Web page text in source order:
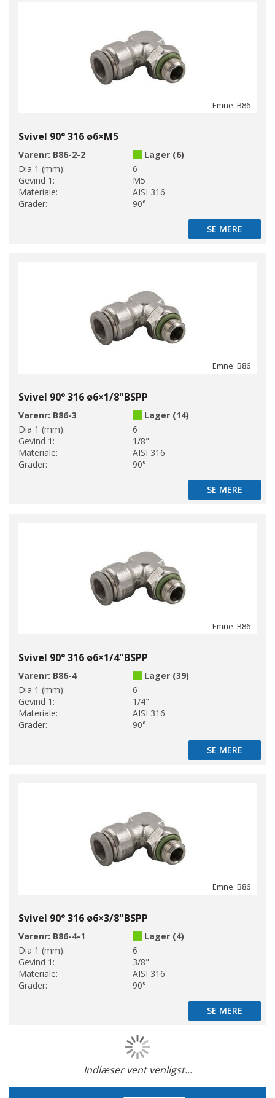
Emne: B86
Svivel 90° 316 ø6×M5
Varenr: B86-2-2
Lager (6)
Dia 1 (mm):
6
Gevind 1:
M5
Materiale:
AISI 316
Grader:
90°
SE MERE
SE MERE
Emne: B86
Svivel 90° 316 ø6×1/8"BSPP
Varenr: B86-3
Lager (14)
Dia 1 (mm):
6
Gevind 1:
1/8"
Materiale:
AISI 316
Grader:
90°
SE MERE
SE MERE
Emne: B86
Svivel 90° 316 ø6×1/4"BSPP
Varenr: B86-4
Lager (39)
Dia 1 (mm):
6
Gevind 1:
1/4"
Materiale:
AISI 316
Grader:
90°
SE MERE
SE MERE
Emne: B86
Svivel 90° 316 ø6×3/8"BSPP
Varenr: B86-4-1
Lager (4)
Dia 1 (mm):
6
Gevind 1:
3/8"
Materiale:
AISI 316
Grader:
90°
SE MERE
SE MERE
Indlæser vent venligst...